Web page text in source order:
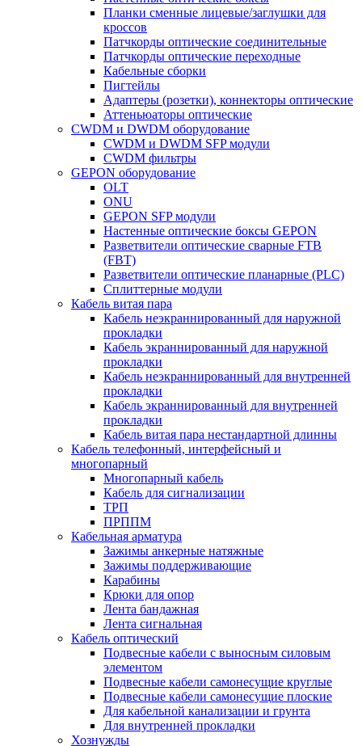
Планки сменные лицевые/заглушки для
кроссов
Патчкорды оптические соединительные
Патчкорды оптические переходные
Кабельные сборки
Пигтейлы
Адаптеры (розетки), коннекторы оптические
Аттеньюаторы оптические
CWDM и DWDM оборудование
CWDM и DWDM SFP модули
CWDM фильтры
GEPON оборудование
OLT
ONU
GEPON SFP модули
Настенные оптические боксы GEPON
Разветвители оптические сварные FTB
(FBT)
Разветвители оптические планарные (PLC)
Сплиттерные модули
Кабель витая пара
Кабель неэкраннированный для наружной
прокладки
Кабель экраннированный для наружной
прокладки
Кабель неэкраннированный для внутренней
прокладки
Кабель экраннированный для внутренней
прокладки
Кабель витая пара нестандартной длинны
Кабель телефонный, интерфейсный и
многопарный
Многопарный кабель
Кабель для сигнализации
ТРП
ПРППМ
Кабельная арматура
Зажимы анкерные натяжные
Зажимы поддерживающие
Карабины
Крюки для опор
Лента бандажная
Лента сигнальная
Кабель оптический
Подвесные кабели с выносным силовым
элементом
Подвесные кабели самонесущие круглые
Подвесные кабели самонесущие плоские
Для кабельной канализации и грунта
Для внутренней прокладки
Хознужды